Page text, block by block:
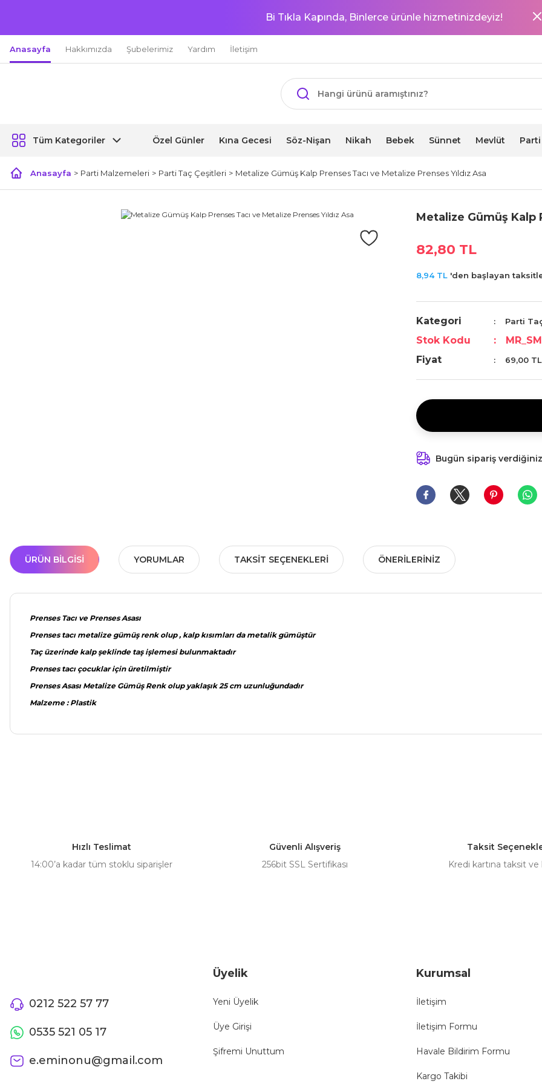
Bi Tıkla Kapında, Binlerce ürünle hizmetinizdeyiz!
Anasayfa Hakkımızda Şubelerimiz Yardım İletişim
Tüm Kategoriler Özel Günler Kına Gecesi Söz-Nişan Nikah Bebek Sünnet Mevlüt
Anasayfa Parti Malzemeleri Parti Taç Çeşitleri Metalize Gümüş Kalp Prenses Tacı ve Metalize Prenses Yıldız Asa
Metalize Gümüş Kalp
82,80 TL
8,94 TL 'den başlayan
Kategori Parti
Stok Kodu
Fiyat
69,00
Bugün sipariş
ÜRÜN BILGISI YORUMLAR TAKSIT SEÇENEKLERI ÖNERILERINIZ
Prenses Tacı ve Prenses Asası
Prenses tacı metalize gümüş renk olup , kalp kısımları da metalik gümüştür
Taç üzerinde kalp şeklinde taş işlemesi bulunmaktadır
Prenses tacı çocuklar için üretilmiştir
Prenses Asası Metalize Gümüş Renk olup yaklaşık 25 cm uzunluğundadır
Malzeme : Plastik
Ürün fiyatı diğer sitelerden daha pahalı.
Gönder
Hızlı Teslimat
14:00’a kadar tüm stoklu siparişler
Güvenli Alışveriş
256bit SSL Sertifikası
Taksit
Kredi kartına taksit ve
0212 522 57 77
0535 521 05 17
e.eminonu@gmail.com
Üyelik
Yeni Üyelik
Üye Girişi
Şifremi Unuttum
Kurumsal
İletişim
İletişim Formu
Havale Bildirim Formu
Kargo Takibi